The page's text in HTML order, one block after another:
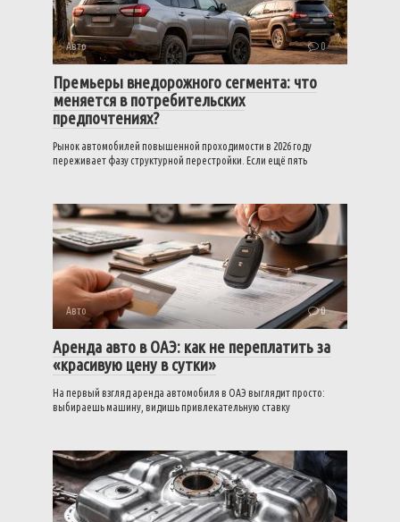
Авто 0
Премьеры внедорожного сегмента: что
меняется в потребительских
предпочтениях?
Рынок автомобилей повышенной проходимости в 2026 году
переживает фазу структурной перестройки. Если ещё пять
Авто 0
Аренда авто в ОАЭ: как не переплатить за
«красивую цену в сутки»
На первый взгляд аренда автомобиля в ОАЭ выглядит просто:
выбираешь машину, видишь привлекательную ставку